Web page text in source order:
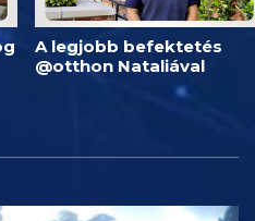
A legjobb befektetés
@otthon Nataliával